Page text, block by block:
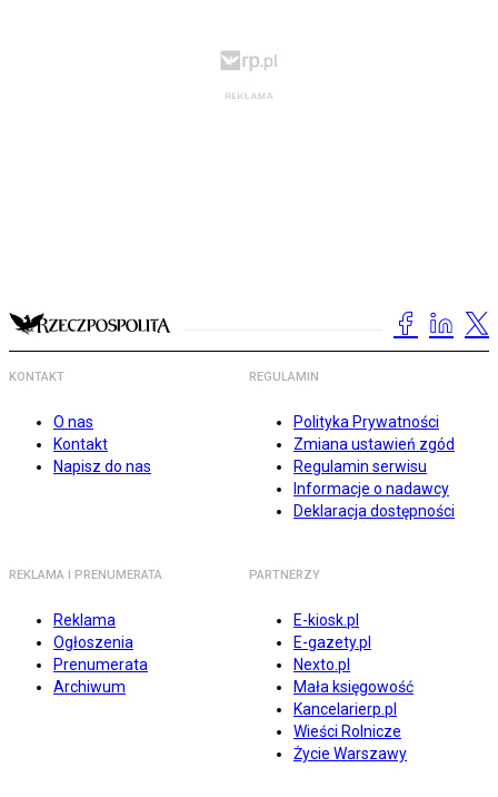
KONTAKT
O nas
Kontakt
Napisz do nas
REGULAMIN
Polityka Prywatności
Zmiana ustawień zgód
Regulamin serwisu
Informacje o nadawcy
Deklaracja dostępności
REKLAMA I PRENUMERATA
Reklama
Ogłoszenia
Prenumerata
Archiwum
PARTNERZY
E-kiosk.pl
E-gazety.pl
Nexto.pl
Mała księgowość
Kancelarierp.pl
Wieści Rolnicze
Życie Warszawy